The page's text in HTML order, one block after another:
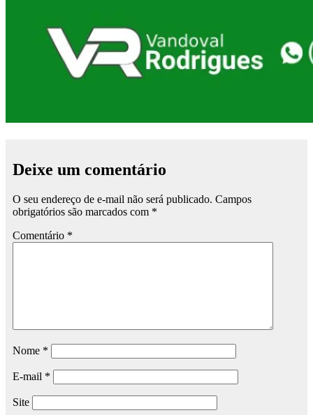
Deixe um comentário
O seu endereço de e-mail não será publicado. Campos
obrigatórios são marcados com *
Comentário *
Nome *
E-mail *
Site